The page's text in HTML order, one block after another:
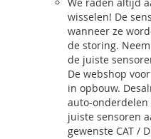
wisselen! De
wanneer ze
de storing.
de juiste
De webshop
in opbouw.
auto-
juiste sensoren
gewenste CAT /